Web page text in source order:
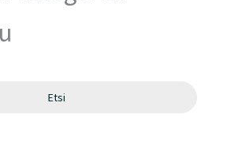
Etsi